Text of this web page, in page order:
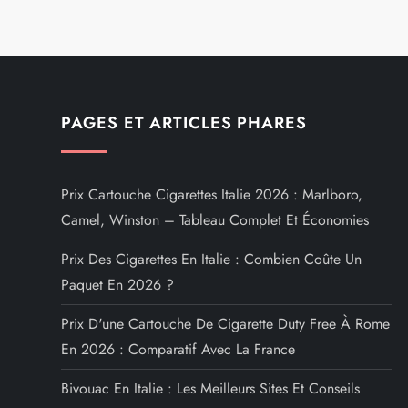
PAGES ET ARTICLES PHARES
Prix Cartouche Cigarettes Italie 2026 : Marlboro,
Camel, Winston – Tableau Complet Et Économies
Prix Des Cigarettes En Italie : Combien Coûte Un
Paquet En 2026 ?
Prix D'une Cartouche De Cigarette Duty Free À Rome
En 2026 : Comparatif Avec La France
Bivouac En Italie : Les Meilleurs Sites Et Conseils